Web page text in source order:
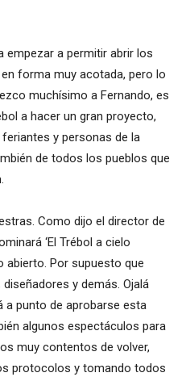
empezar a permitir abrir los
forma muy acotada, pero lo
muchísimo a Fernando, es
a hacer un gran proyecto,
y personas de la
de todos los pueblos que
Como dijo el director de
‘El Trébol a cielo
abierto. Por supuesto que
y demás. Ojalá
a punto de aprobarse esta
algunos espectáculos para
muy contentos de volver,
protocolos y tomando todos